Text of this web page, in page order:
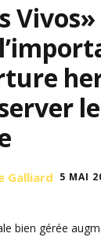
Vivos»
Galliard 5 MAI
bien gérée